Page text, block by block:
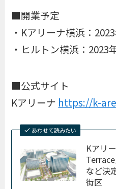
■開業予定
・Kアリーナ横浜：
・ヒルトン横浜：2023
■公式サイト
Kアリーナ https://k-
あわせて読みたい
Kアリ
など決
街区